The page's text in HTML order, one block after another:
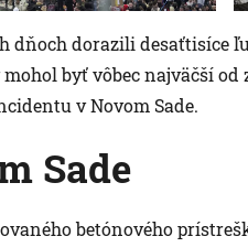
dňoch dorazili desaťtisíce
mohol byť vôbec najväčší
v Novom Sade.
Sade
betónového